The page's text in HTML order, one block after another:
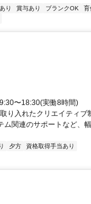
り 賞与あり ブランクOK
育
〜18:30(実働8時間)
り入れたクリエイティブ
ム関連のサポートなど、
夕方
資格取得手当あり